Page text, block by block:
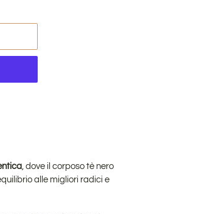
, dove il corposo tè nero
alle migliori radici e